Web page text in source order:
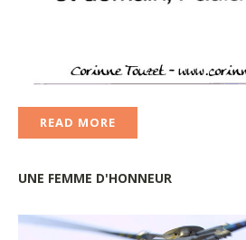
READ MORE
UNE FEMME D'HONNEUR